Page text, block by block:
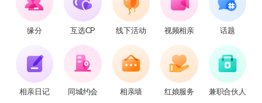
缘分 互选CP 线下活动 视频相亲 话题
相亲日记 同城约会 相亲墙 红娘服务 兼职合伙人